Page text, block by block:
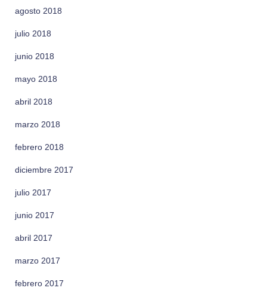
agosto 2018
julio 2018
junio 2018
mayo 2018
abril 2018
marzo 2018
febrero 2018
diciembre 2017
julio 2017
junio 2017
abril 2017
marzo 2017
febrero 2017